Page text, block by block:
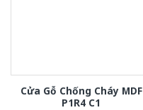
Cửa Gỗ Chống Cháy MDF
P1R4 C1